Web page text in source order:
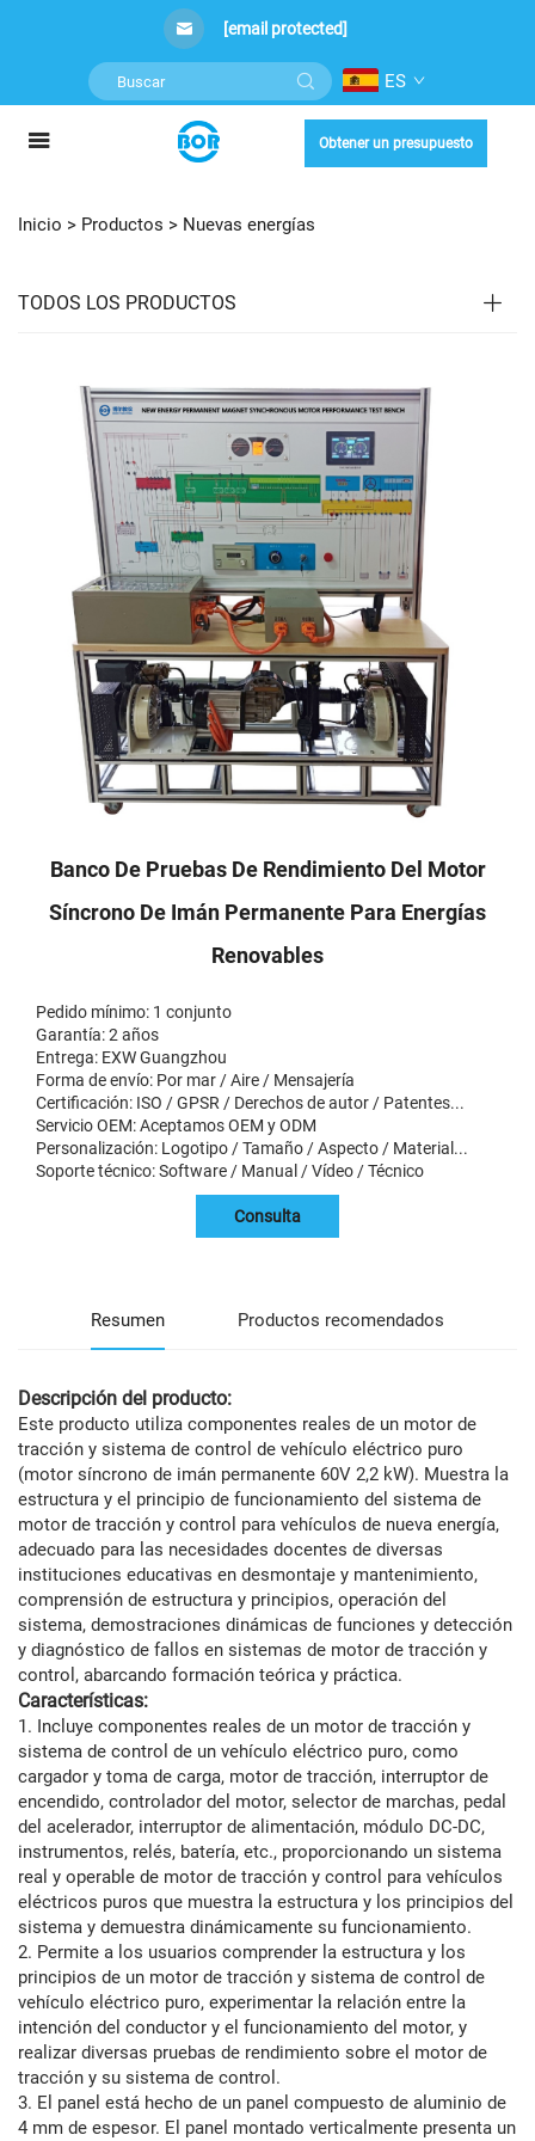
[email protected]
ES
Obtener un presupuesto
Inicio > Productos > Nuevas energías
TODOS LOS PRODUCTOS
Banco De Pruebas De Rendimiento Del Motor
Síncrono De Imán Permanente Para Energías
Renovables
Pedido mínimo: 1 conjunto
Garantía: 2 años
Entrega: EXW Guangzhou
Forma de envío: Por mar / Aire / Mensajería
Certificación: ISO / GPSR / Derechos de autor / Patentes...
Servicio OEM: Aceptamos OEM y ODM
Personalización: Logotipo / Tamaño / Aspecto / Material...
Soporte técnico: Software / Manual / Vídeo / Técnico
Consulta
Resumen Productos recomendados
Descripción del producto:
Este producto utiliza componentes reales de un motor de
tracción y sistema de control de vehículo eléctrico puro
(motor síncrono de imán permanente 60V 2,2 kW). Muestra la
estructura y el principio de funcionamiento del sistema de
motor de tracción y control para vehículos de nueva energía,
adecuado para las necesidades docentes de diversas
instituciones educativas en desmontaje y mantenimiento,
comprensión de estructura y principios, operación del
sistema, demostraciones dinámicas de funciones y detección
y diagnóstico de fallos en sistemas de motor de tracción y
control, abarcando formación teórica y práctica.
Características:
1. Incluye componentes reales de un motor de tracción y
sistema de control de un vehículo eléctrico puro, como
cargador y toma de carga, motor de tracción, interruptor de
encendido, controlador del motor, selector de marchas, pedal
del acelerador, interruptor de alimentación, módulo DC-DC,
instrumentos, relés, batería, etc., proporcionando un sistema
real y operable de motor de tracción y control para vehículos
eléctricos puros que muestra la estructura y los principios del
sistema y demuestra dinámicamente su funcionamiento.
2. Permite a los usuarios comprender la estructura y los
principios de un motor de tracción y sistema de control de
vehículo eléctrico puro, experimentar la relación entre la
intención del conductor y el funcionamiento del motor, y
realizar diversas pruebas de rendimiento sobre el motor de
tracción y su sistema de control.
3. El panel está hecho de un panel compuesto de aluminio de
4 mm de espesor. El panel montado verticalmente presenta un